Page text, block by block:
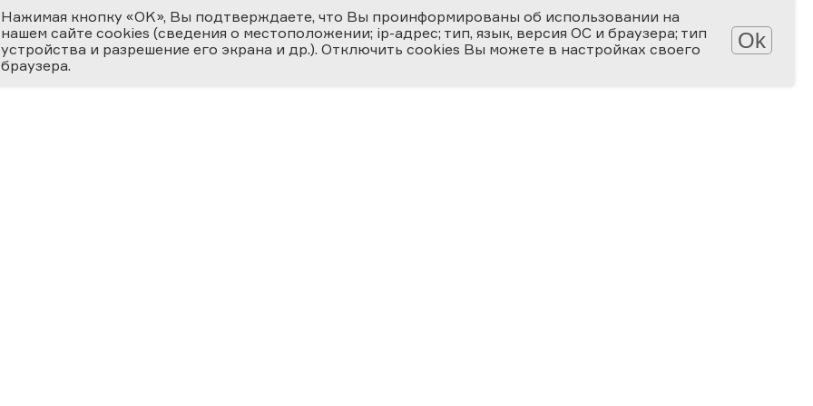
Нажимая кнопку «OK», Вы подтверждаете, что Вы проинформированы об использовании на
нашем сайте cookies (сведения о местоположении; ip-адрес; тип, язык, версия ОС и браузера; тип
устройства и разрешение его экрана и др.). Отключить cookies Вы можете в настройках своего
браузера.
Ok